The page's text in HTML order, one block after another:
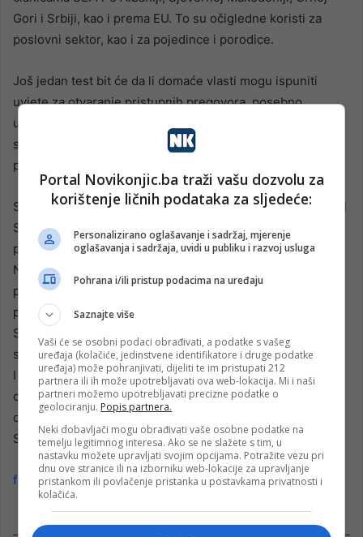
Gori i Srbiji, kao i prema EU. To su očigledne koristi za
poslovni sektor, kao i za pojedince i porodice.
Još jedan test bit će da li domaće vlasti mogu ispuniti
uvjete za otvaranje pristupnih pregovora, posebno
usvajanjem Zakona o sudovima i Zakona o VSTV-u BiH u
skladu s evropskim standardima, te imenovanjem glavnog
pregovarača.
Sada je krajnje vrijeme da se ostvari napredak u finalizaciji
Sporazuma o zajmu i Sporazuma o Instrumentu, kao
pravnom osnovu za isplatu sredstava u okviru Plana rasta.
Nakon usvajanja Reformske agende u okviru Plana rasta
prošle godine, Bosna i Hercegovina ispunjava uslove za
predfinansiranje u iznosu od oko 68 miliona eura.
Sporazum o zajmu i Sporazum o Instrumentu standardni
su administrativni dokumenti. Nema razloga za odgađanje.
I nikakva opravdanja o “kiselom grožđu” neće moći
opravdati žalosnu realnost da nečinjenje nosi visoku
cijenu za građane Bosne i Hercegovine – napisao je
Soreca.
faktor.ba
Portal Novikonjic.ba traži vašu dozvolu za
korištenje ličnih podataka za sljedeće:
Personalizirano oglašavanje i sadržaj, mjerenje
oglašavanja i sadržaja, uvidi u publiku i razvoj usluga
Pohrana i/ili pristup podacima na uređaju
Saznajte više
Vaši će se osobni podaci obrađivati, a podatke s vašeg
uređaja (kolačiće, jedinstvene identifikatore i druge podatke
uređaja) može pohranjivati, dijeliti te im pristupati 212
partnera ili ih može upotrebljavati ova web-lokacija. Mi i naši
partneri možemo upotrebljavati precizne podatke o
geolociranju. Popis partnera.
Neki dobavljači mogu obrađivati vaše osobne podatke na
temelju legitimnog interesa. Ako se ne slažete s tim, u
nastavku možete upravljati svojim opcijama. Potražite vezu pri
dnu ove stranice ili na izborniku web-lokacije za upravljanje
pristankom ili povlačenje pristanka u postavkama privatnosti i
kolačića.